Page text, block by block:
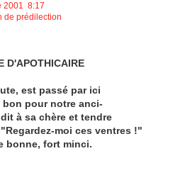
2001 8:17
de prédilection
D'APOTHICAIRE
est passé par ici
bon pour notre anci-
à sa chère et tendre
moi ces ventres !"
bonne, fort minci.